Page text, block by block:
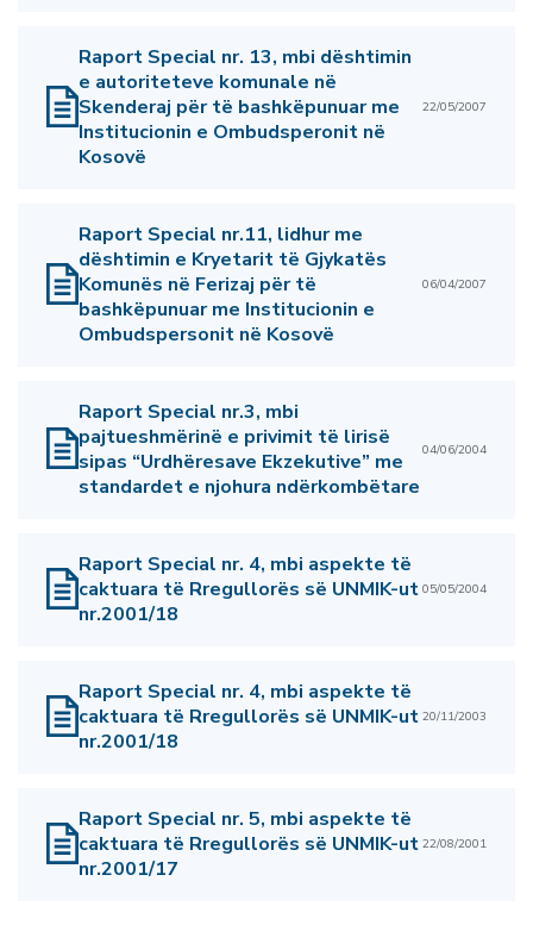
Raport Special nr. 13, mbi dështimin
e autoriteteve komunale në
Skenderaj për të bashkëpunuar me
Institucionin e Ombudsperonit në
Kosovë
22/05/2007
Raport Special nr.11, lidhur me
dështimin e Kryetarit të Gjykatës
Komunës në Ferizaj për të
bashkëpunuar me Institucionin e
Ombudspersonit në Kosovë
06/04/2007
Raport Special nr.3, mbi
pajtueshmërinë e privimit të lirisë
sipas “Urdhëresave Ekzekutive” me
standardet e njohura ndërkombëtare
04/06/2004
Raport Special nr. 4, mbi aspekte të
caktuara të Rregullorës së UNMIK-ut
nr.2001/18
05/05/2004
Raport Special nr. 4, mbi aspekte të
caktuara të Rregullorës së UNMIK-ut
nr.2001/18
20/11/2003
Raport Special nr. 5, mbi aspekte të
caktuara të Rregullorës së UNMIK-ut
nr.2001/17
22/08/2001